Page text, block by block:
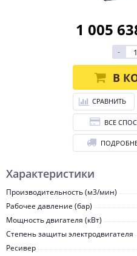
Характеристики
Производительность (м3/мин)
Рабочее давление (бар)
Мощность двигателя (кВт)
Степень защиты электродвигателя
Ресивер
1 005
-
В
СРАВНИТЬ
ВСЕ